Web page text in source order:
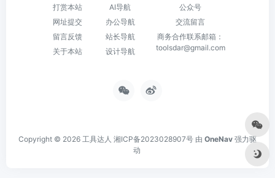
打赏本站
网址提交
留言反馈
关于本站
AI导航
办公导航
站长导航
设计导航
公众号
交流留言
商务合作联系邮箱：
toolsdar@gmail.com
Copyright © 2026 工具达人 湘ICP备2023028907号 由 OneNav 强力驱
动